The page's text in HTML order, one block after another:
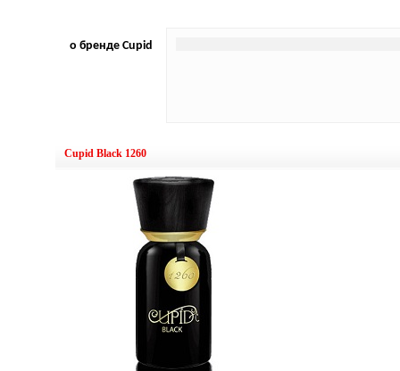
о бренде Cupid
Cupid Black 1260